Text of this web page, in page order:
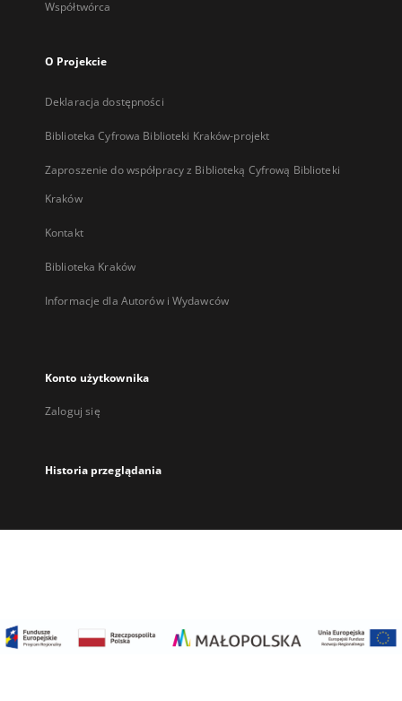
Współtwórca
O Projekcie
Deklaracja dostępności
Biblioteka Cyfrowa Biblioteki Kraków-projekt
Zaproszenie do współpracy z Biblioteką Cyfrową Biblioteki
Kraków
Kontakt
Biblioteka Kraków
Informacje dla Autorów i Wydawców
Konto użytkownika
Zaloguj się
Historia przeglądania